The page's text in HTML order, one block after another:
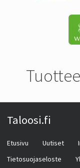
Taloosi.fi
Etusivu Uutiset
Tietosuojaseloste